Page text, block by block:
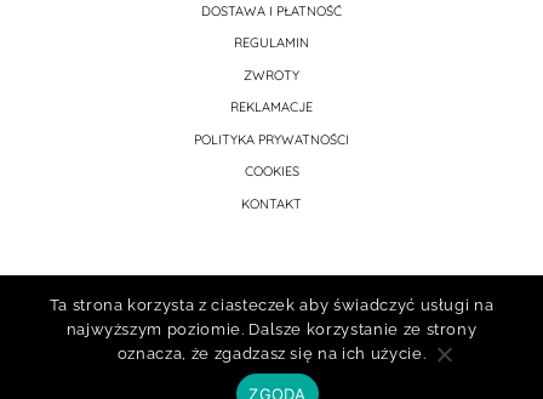
DOSTAWA I PŁATNOŚĆ
REGULAMIN
ZWROTY
REKLAMACJE
POLITYKA PRYWATNOŚCI
COOKIES
KONTAKT
Ta strona korzysta z ciasteczek aby świadczyć usługi na
najwyższym poziomie. Dalsze korzystanie ze strony
oznacza, że zgadzasz się na ich użycie.
ZGODA